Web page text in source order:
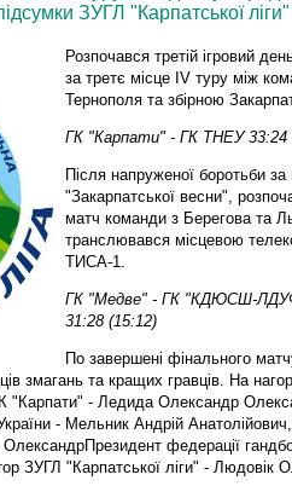
ЗУГЛ "Карпатської
Розпочався третій ігровий
за третє місце IV туру між
Тернополя та збірною
ГК "Карпати" - ГК ТНЕУ 33:24
Після напруженої боротьби за
"Закарпатської весни",
матч команди з Берегова та
транслювався місцевою
ТИСА-1.
ГК "Медве" - ГК "КДЮСШ-
31:28 (15:12)
По завершені фінального
змагань та кращих гравців. На
"Карпати" - Ледида Олександр
- Мельник Андрій
федерації
ЗУГЛ "Карпатської ліги" - Людовік